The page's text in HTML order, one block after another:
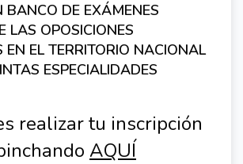
BANCO DE EXÁMENES
LAS OPOSICIONES
EN EL TERRITORIO NACIONAL
ESPECIALIDADES
realizar tu inscripción
AQUÍ